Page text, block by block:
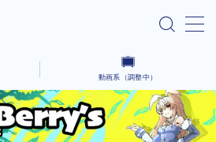
気になる話題のゲーム- 気になるニュースや気になったYoutubeなどを語っていく場所です。
動画系（調整中）